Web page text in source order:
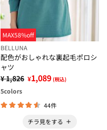
MAX58%off
BELLUNA
配色がおしゃれな裏起毛ポロシ
ャツ
¥ 1,826 ¥1,089 (税込)
5colors
44件
チラ見をする